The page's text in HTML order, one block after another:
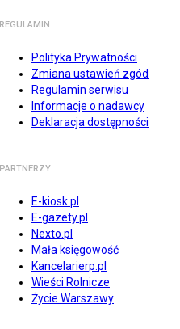
REGULAMIN
Polityka Prywatności
Zmiana ustawień zgód
Regulamin serwisu
Informacje o nadawcy
Deklaracja dostępności
PARTNERZY
E-kiosk.pl
E-gazety.pl
Nexto.pl
Mała księgowość
Kancelarierp.pl
Wieści Rolnicze
Życie Warszawy